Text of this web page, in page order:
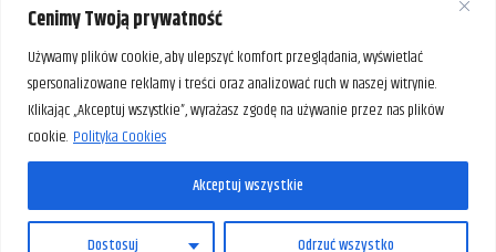
Cenimy Twoją prywatność
Używamy plików cookie, aby ulepszyć komfort przeglądania, wyświetlać
spersonalizowane reklamy i treści oraz analizować ruch w naszej witrynie.
Klikając „Akceptuj wszystkie”, wyrażasz zgodę na używanie przez nas plików
cookie. Polityka Cookies
Dostosuj Odrzuć wszystko
Akceptuj wszystkie
Sezon letni (od 01.03 do 31.10)
Poniedziałek / Środa / Piątek: 9.00 - 17.00
Wtorek / Czwartek: 9.00 - 20.00
Sobota: 9.00 - 14.00
W razie potrzeby istnieje możliwość umówienia spotkania
poza standardowymi godzinami pracy naszej firmy.
Prosimy o wcześniejszy kontakt, aby ustalić dogodny termin.